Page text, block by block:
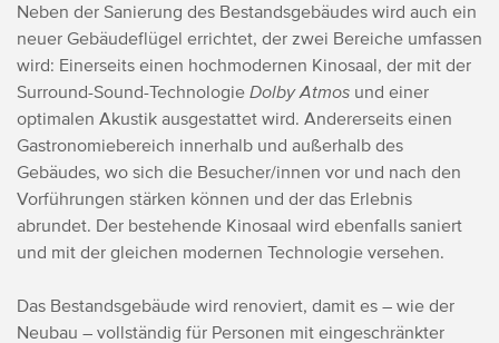
Neben der Sanierung des Bestandsgebäudes wird auch ein
neuer Gebäudeflügel errichtet, der zwei Bereiche umfassen
wird: Einerseits einen hochmodernen Kinosaal, der mit der
Surround-Sound-Technologie Dolby Atmos und einer
optimalen Akustik ausgestattet wird. Andererseits einen
Gastronomiebereich innerhalb und außerhalb des
Gebäudes, wo sich die Besucher/innen vor und nach den
Vorführungen stärken können und der das Erlebnis
abrundet. Der bestehende Kinosaal wird ebenfalls saniert
und mit der gleichen modernen Technologie versehen.
Das Bestandsgebäude wird renoviert, damit es – wie der
Neubau – vollständig für Personen mit eingeschränkter